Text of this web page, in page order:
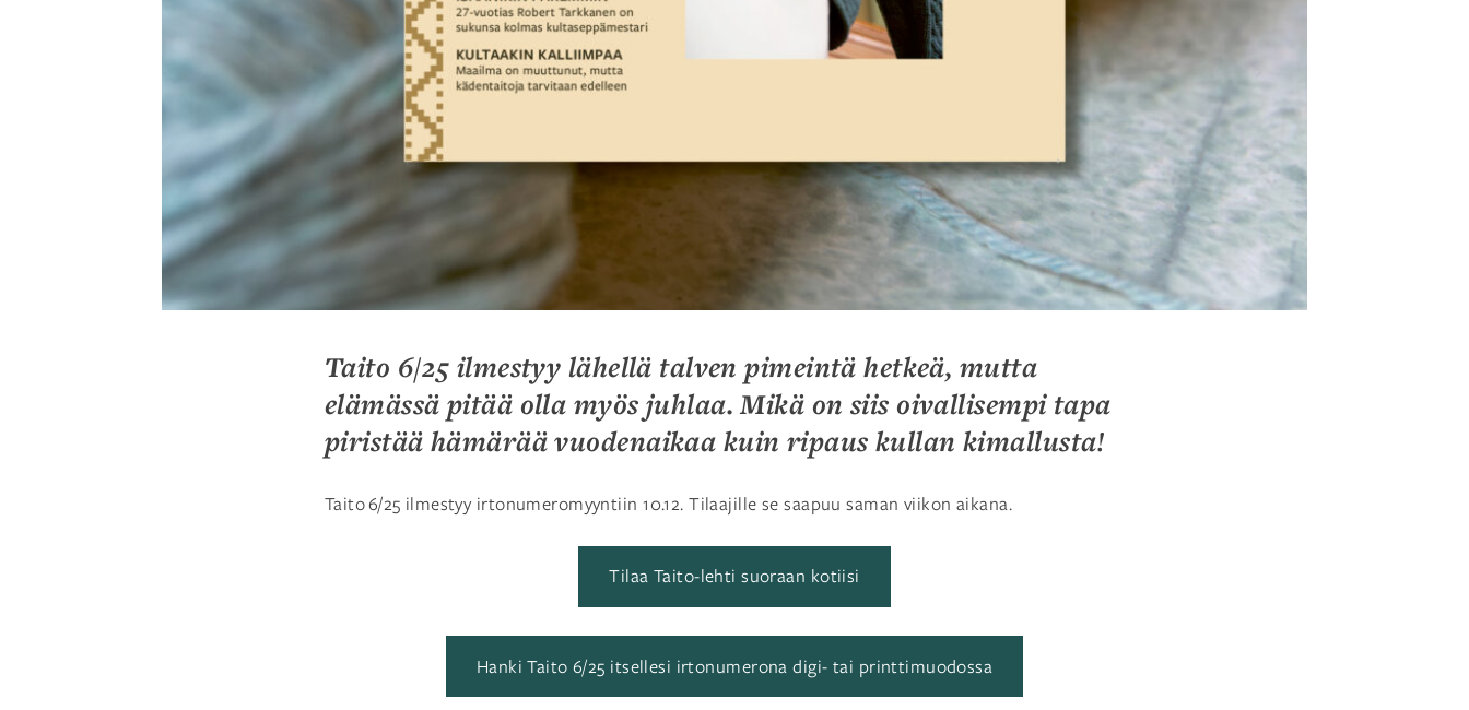
Taito 6/25 ilmestyy lähellä talven pimeintä hetkeä, mutta
elämässä pitää olla myös juhlaa. Mikä on siis oivallisempi tapa
piristää hämärää vuodenaikaa kuin ripaus kullan kimallusta!
Taito 6/25 ilmestyy irtonumeromyyntiin 10.12. Tilaajille se saapuu saman viikon aikana.
Tilaa Taito-lehti suoraan kotiisi
Hanki Taito 6/25 itsellesi irtonumerona digi- tai printtimuodossa